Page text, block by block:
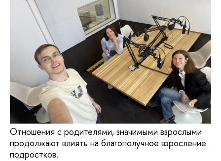
Отношения с родителями, значимыми взрослыми
продолжают влиять на благополучное взросление
подростков.